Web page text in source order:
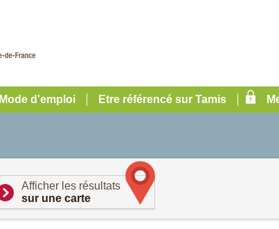
Mode d'emploi Etre référencé sur Tamis
Afficher les résultats
sur une carte